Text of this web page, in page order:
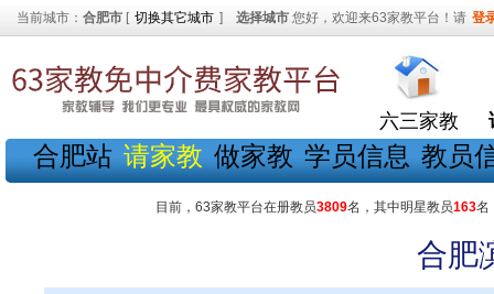
当前城市： 合肥市 [ 切换其它城市 ] 选择城市 您好，欢迎来63家教平台！请 登
六三家教
合肥站 请家教 做家教 学员信息 教员
目前，63家教平台在册教员3809名，其中明星教员163名
合肥